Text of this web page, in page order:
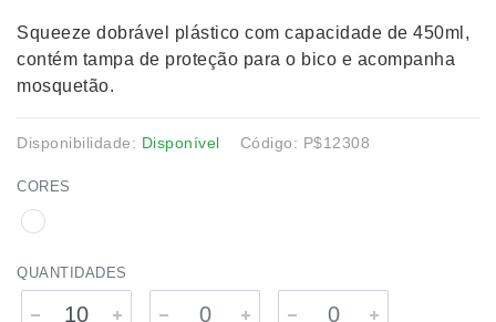
Squeeze dobrável plástico com capacidade de 450ml,
contém tampa de proteção para o bico e acompanha
mosquetão.
Disponibilidade: Disponível Código: P$12308
CORES
QUANTIDADES